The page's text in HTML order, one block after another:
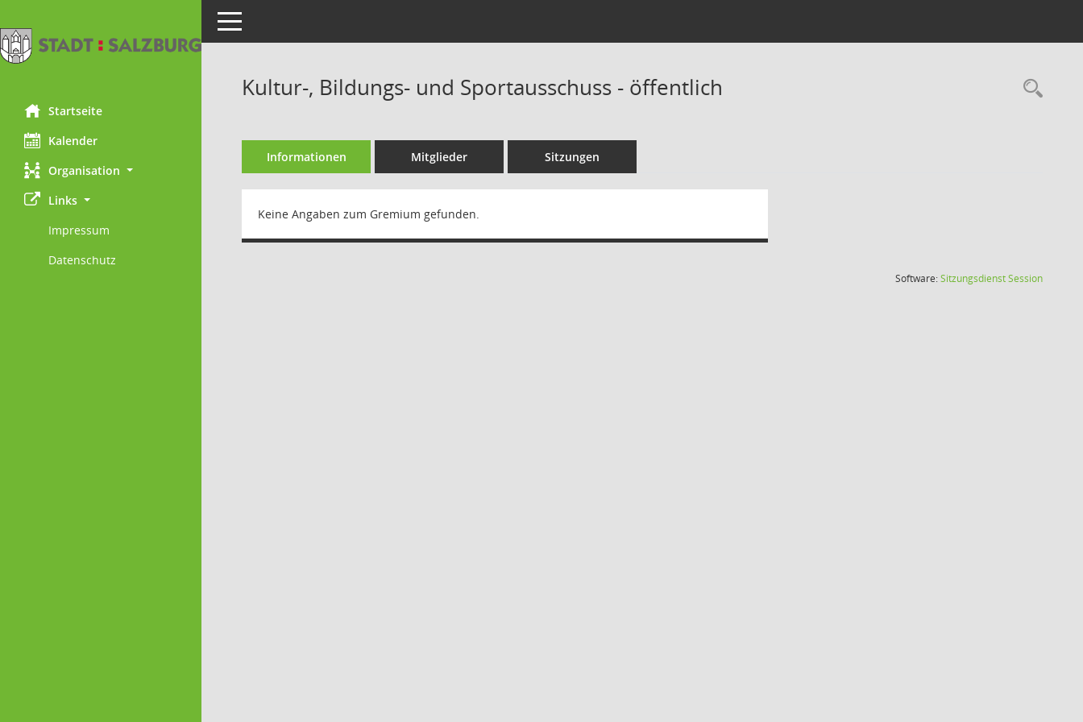
Startseite
Kalender
Organisation
Links
Impressum
Datenschutz
Toggle navigation
Kultur-, Bildungs- und Sportausschuss - öffentlich
Informationen Mitglieder Sitzungen
Keine Angaben zum Gremium gefunden.
Software:SitzungsdienstSession(Wird in